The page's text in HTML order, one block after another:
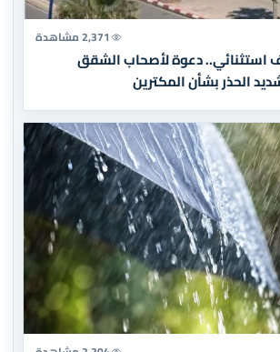
2,371 مشاهدة
استثنائي.. دعوة لأصحاب الشقق
الحذر بشأن المكترين